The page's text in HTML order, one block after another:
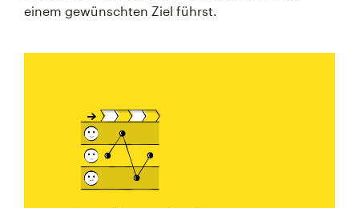
einem gewünschten Ziel führst.